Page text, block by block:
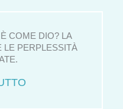
COME DIO? LA
LE PERPLESSITÀ